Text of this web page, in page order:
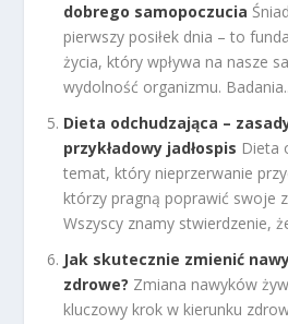
dobrego samopoczucia
pierwszy posiłek dnia – to
życia, który wpływa na nasze
wydolność organizmu.
Dieta odchudzająca –
przykładowy jadłospis Dieta
temat, który nieprzerwanie
którzy pragną poprawić swoje
Wszyscy znamy stwierdzenie,
Jak skutecznie zmienić
zdrowe? Zmiana nawyków
kluczowy krok w kierunku